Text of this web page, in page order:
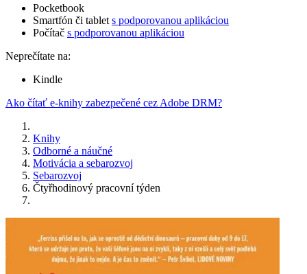
Pocketbook
Smartfón či tablet s podporovanou aplikáciou
Počítač s podporovanou aplikáciou
Neprečítate na:
Kindle
Ako čítať e-knihy zabezpečené cez Adobe DRM?
Knihy
Odborné a náučné
Motivácia a sebarozvoj
Sebarozvoj
Čtyřhodinový pracovní týden